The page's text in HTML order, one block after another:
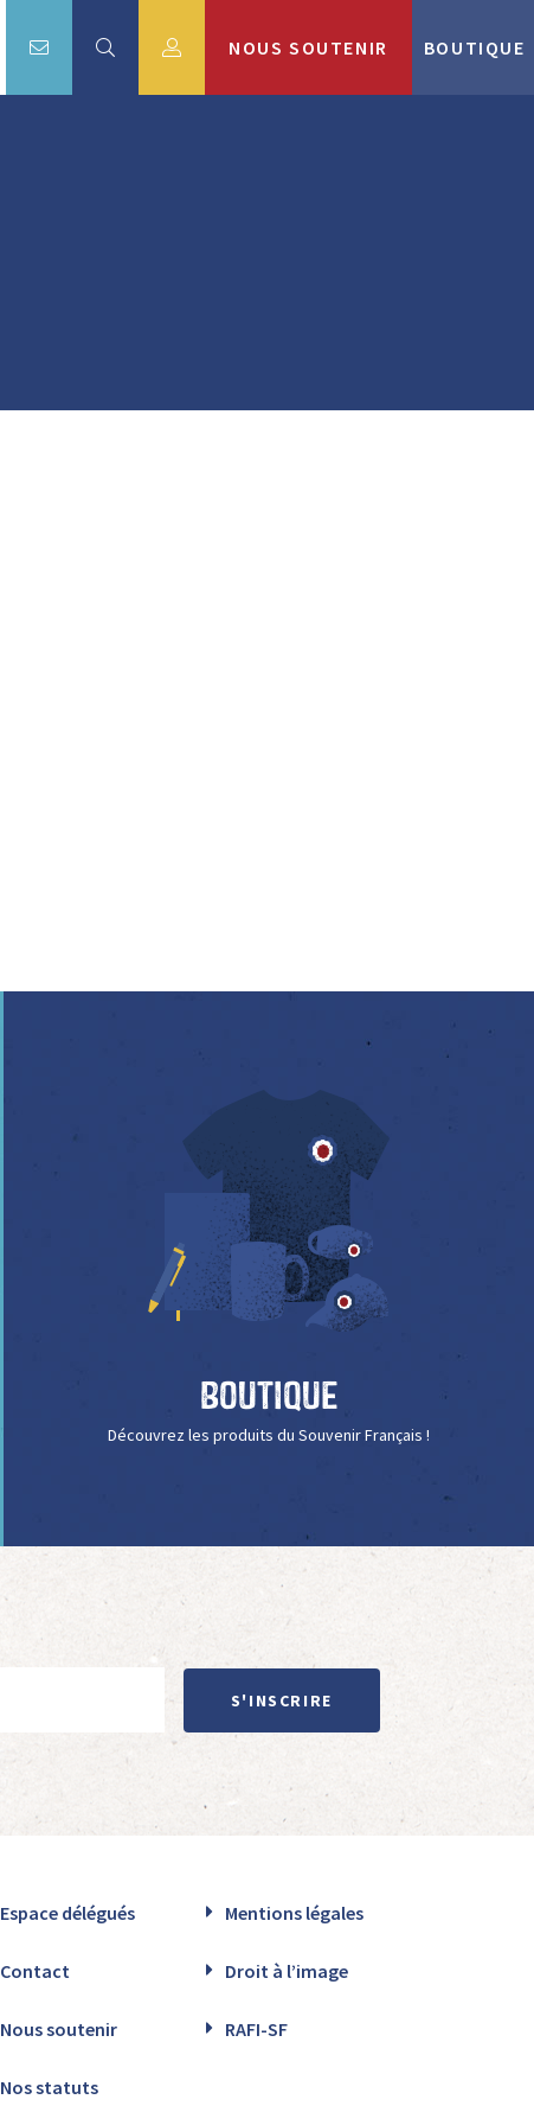
NOUS SOUTENIR BOUTIQUE
Boutique
Découvrez les produits du Souvenir Français !
S'INSCRIRE
Espace délégués Mentions légales
Contact Droit à l’image
Nous soutenir RAFI-SF
Nos statuts